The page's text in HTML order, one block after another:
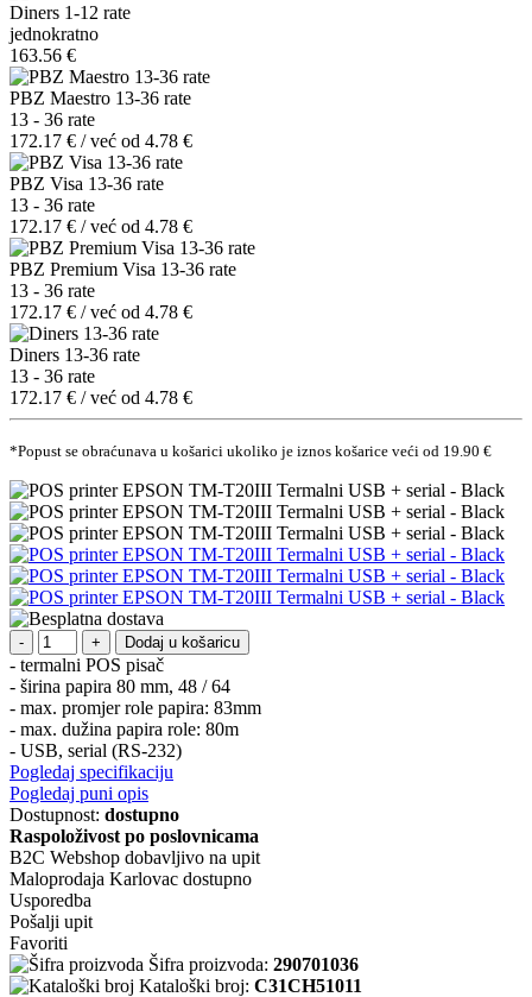
Diners 1-12 rate
jednokratno
163.56 €
PBZ Maestro 13-36 rate
13 - 36 rate
172.17 € / već od 4.78 €
PBZ Visa 13-36 rate
13 - 36 rate
172.17 € / već od 4.78 €
PBZ Premium Visa 13-36 rate
13 - 36 rate
172.17 € / već od 4.78 €
Diners 13-36 rate
13 - 36 rate
172.17 € / već od 4.78 €
*Popust se obraćunava u košarici ukoliko je iznos košarice veći od 19.90 €
Dodaj u košaricu
- termalni POS pisač
- širina papira 80 mm, 48 / 64
- max. promjer role papira: 83mm
- max. dužina papira role: 80m
- USB, serial (RS-232)
Pogledaj specifikaciju
Pogledaj puni opis
Dostupnost: dostupno
Raspoloživost po poslovnicama
B2C Webshop dobavljivo na upit
Maloprodaja Karlovac dostupno
Usporedba
Pošalji upit
Favoriti
Šifra proizvoda: 290701036
Kataloški broj: C31CH51011